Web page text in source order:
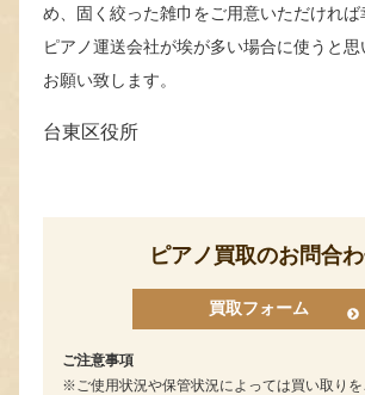
め、固く絞った雑巾をご用意いただければ
ピアノ運送会社が埃が多い場合に使うと思
お願い致します。
台東区役所
ピアノ買取のお問合
買取フォーム
ご注意事項
ご使用状況や保管状況によっては買い取り